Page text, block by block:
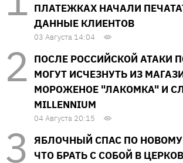
ПЛАТЕЖКАХ НАЧАЛИ
ДАННЫЕ КЛИЕНТОВ
03 Августа 14:04
ПОСЛЕ РОССИЙСКОЙ АТАКИ
МОГУТ ИСЧЕЗНУТЬ ИЗ
МОРОЖЕНОЕ "ЛАКОМКА" И
MILLENNIUM
04 Августа 20:15
ЯБЛОЧНЫЙ СПАС ПО
ЧТО БРАТЬ С СОБОЙ В